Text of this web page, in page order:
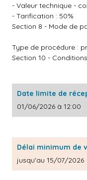
- Valeur technique -
- Tarification : 50%
Section 8 - Mode de
Type de procédure :
Section 10 -
Date limite de
01/06/2026 à 12:00
Délai minimum de
jusqu'au 15/07/2026